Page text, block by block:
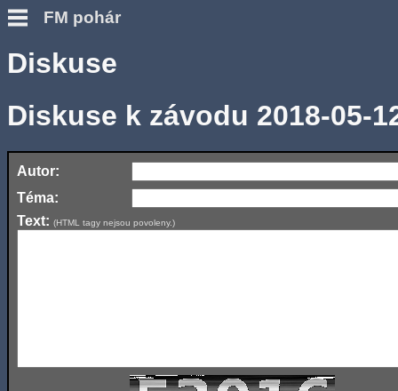
FM pohár
Diskuse
Diskuse k závodu 2018-05-
Autor:
Téma:
Text: (HTML tagy nejsou povoleny.)